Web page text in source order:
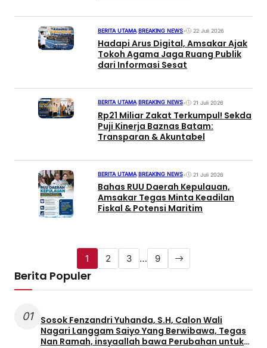
BERITA UTAMA BREAKING NEWS• 22 Juli 2026
Hadapi Arus Digital, Amsakar Ajak
Tokoh Agama Jaga Ruang Publik
dari Informasi Sesat
BERITA UTAMA| BREAKING NEWS• 21 Juli 2026
Rp21 Miliar Zakat Terkumpul! Sekda
Puji Kinerja Baznas Batam:
Transparan & Akuntabel
BERITA UTAMA BREAKING NEWS• 21 Juli 2026
Bahas RUU Daerah Kepulauan,
Amsakar Tegas Minta Keadilan
Fiskal & Potensi Maritim
1 2 3 … 9
Berita Populer
01
Sosok Fenzandri Yuhanda, S.H, Calon Wali
Nagari Langgam Saiyo Yang Berwibawa, Tegas
Nan Ramah, insyaallah bawa Perubahan untuk